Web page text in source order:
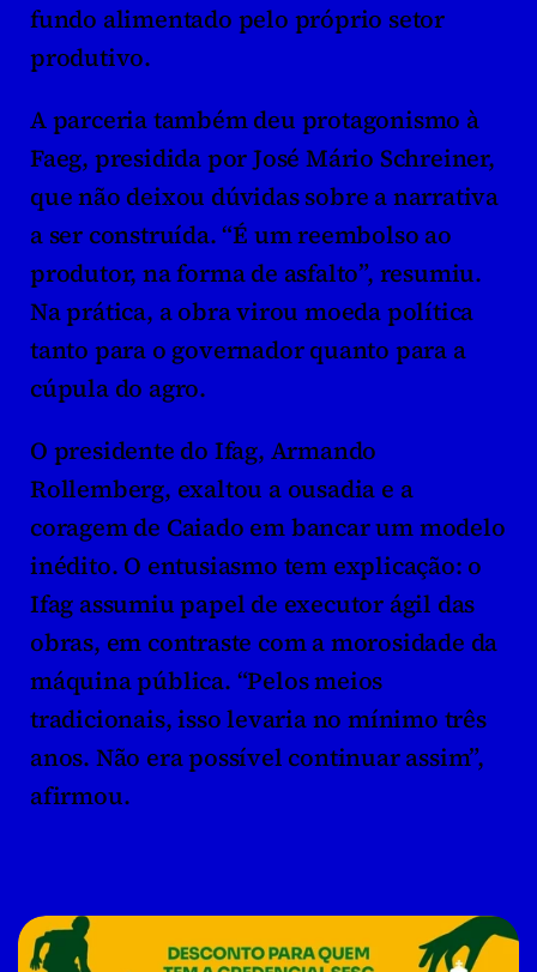
fundo alimentado pelo próprio setor
produtivo.
A parceria também deu protagonismo à
Faeg, presidida por José Mário Schreiner,
que não deixou dúvidas sobre a narrativa
a ser construída. “É um reembolso ao
produtor, na forma de asfalto”, resumiu.
Na prática, a obra virou moeda política
tanto para o governador quanto para a
cúpula do agro.
O presidente do Ifag, Armando
Rollemberg, exaltou a ousadia e a
coragem de Caiado em bancar um modelo
inédito. O entusiasmo tem explicação: o
Ifag assumiu papel de executor ágil das
obras, em contraste com a morosidade da
máquina pública. “Pelos meios
tradicionais, isso levaria no mínimo três
anos. Não era possível continuar assim”,
afirmou.